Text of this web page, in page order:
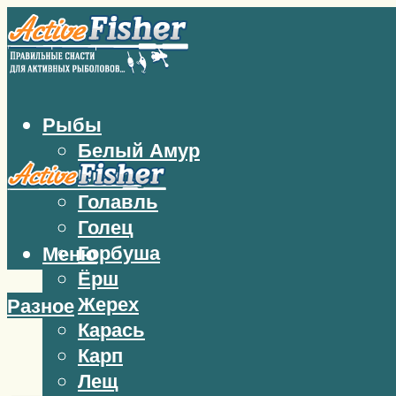
Рыбы
Белый Амур
Бычок
Голавль
Голец
Горбуша
Ёрш
Жерех
Карась
Карп
Лещ
Меню
Разное